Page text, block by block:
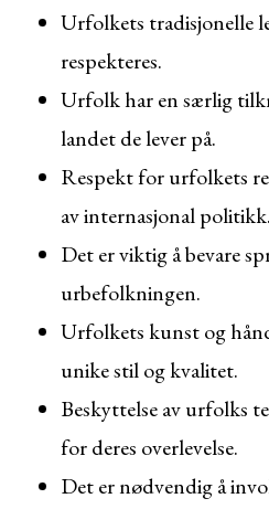
Urfolkets tradisjonelle
respekteres.
Urfolk har en særlig
landet de lever på.
Respekt for urfolkets
av internasjonal politikk.
Det er viktig å bevare
urbefolkningen.
Urfolkets kunst og
unike stil og kvalitet.
Beskyttelse av urfolks
for deres overlevelse.
Det er nødvendig å